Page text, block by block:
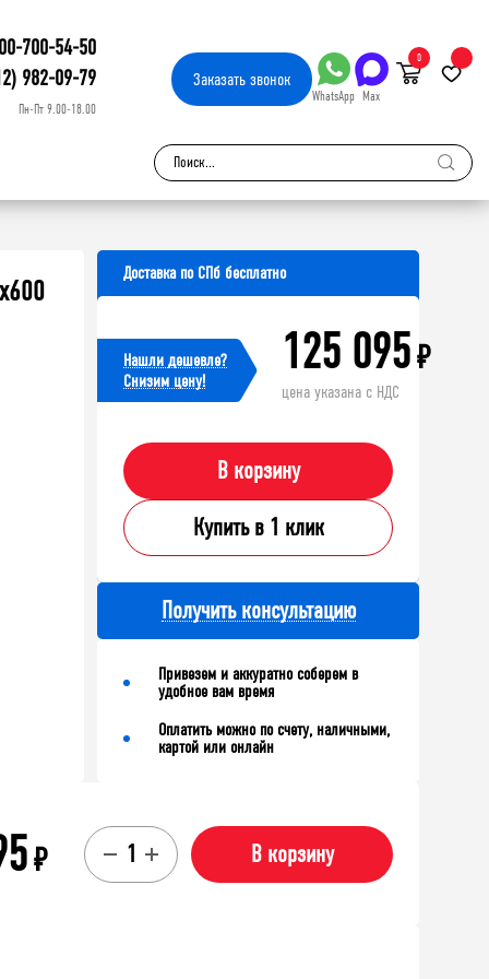
700-54-50
982-09-79
Пн-Пт 9.00-18.00
Заказатьзвонок
WhatsApp Max
0
607x1188
В корзину
Доставка по СПб бесплатно
Нашли дешевле?
Cнизим цену!
125 095₽
цена указана с НДС
В корзину
Купить в 1 клик
Получить консультацию
Привезем и аккуратно соберем в
удобное вам время
Оплатить можно по счету, наличными,
картой или онлайн
₽ В корзину